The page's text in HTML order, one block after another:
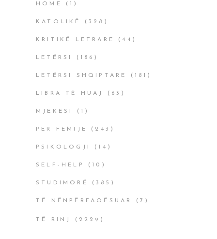
HOME (1)
KATOLIKË (328)
KRITIKË LETRARE (44)
LETËRSI (186)
LETËRSI SHQIPTARE (181)
LIBRA TË HUAJ (63)
MJEKËSI (1)
PËR FËMIJË (243)
PSIKOLOGJI (14)
SELF-HELP (10)
STUDIMORË (385)
TË NËNPËRFAQËSUAR (7)
TË RINJ (2229)